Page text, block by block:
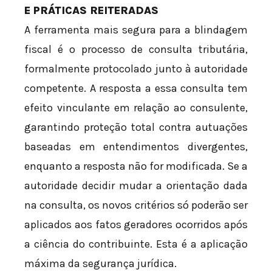
E PRÁTICAS REITERADAS
A ferramenta mais segura para a blindagem
fiscal é o processo de consulta tributária,
formalmente protocolado junto à autoridade
competente. A resposta a essa consulta tem
efeito vinculante em relação ao consulente,
garantindo proteção total contra autuações
baseadas em entendimentos divergentes,
enquanto a resposta não for modificada. Se a
autoridade decidir mudar a orientação dada
na consulta, os novos critérios só poderão ser
aplicados aos fatos geradores ocorridos após
a ciência do contribuinte. Esta é a aplicação
máxima da segurança jurídica.